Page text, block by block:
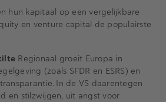
hun kapitaal op een vergelijkbare
en venture capital de populairste
Regionaal groeit Europa in
(zoals SFDR en ESRS) en
In de VS daarentegen
en stilzwijgen, uit angst voor